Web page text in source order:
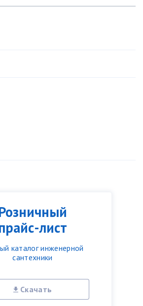
лист
каталог инженерной
сантехники
Скачать